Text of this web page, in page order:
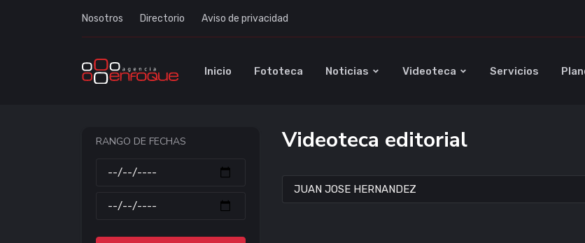
Nosotros Directorio Aviso de privacidad
Inicio Fototeca Noticias Videoteca Servicios
RANGO DE FECHAS Videoteca editorial